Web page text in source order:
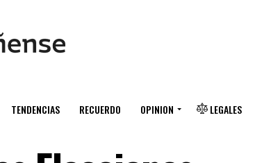
TENDENCIAS RECUERDO OPINION LEGALES